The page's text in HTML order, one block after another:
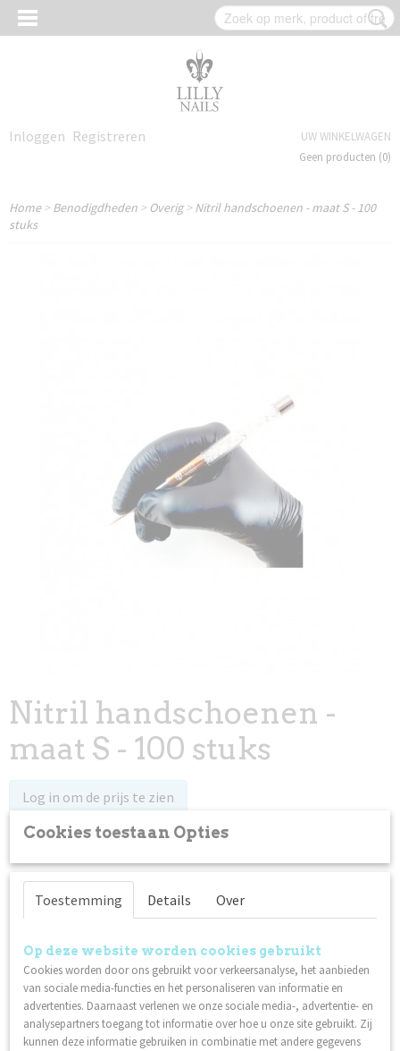
Inloggen Registreren
UW WINKELWAGEN
Geen producten (0)
Home>Benodigdheden > Overig>Nitril handschoenen - maat S - 100
stuks
Nitril handschoenen -
maat S - 100 stuks
Log in om de prijs te zien
Op voorraad
Omschrijving
tegen vijlstof, virussen en bacteriën. Poedervrij.
Nitrilhandschoenen zijn de meest aanbevolen optie om uw
handen te beschermen tegen vijlstof, virussen en bacteriën
terwijl u werkt. De handschoen is dun en flexibel.
wegwerphandschoenen in zwart
Cookies toestaan Opties
Toestemming Details Over
Op deze website worden cookies gebruikt
Cookies worden door ons gebruikt voor verkeersanalyse, het aanbieden
van sociale media-functies en het personaliseren van informatie en
advertenties. Daarnaast verlenen we onze sociale media-, advertentie- en
analysepartners toegang tot informatie over hoe u onze site gebruikt. Zij
kunnen deze informatie gebruiken in combinatie met andere gegevens